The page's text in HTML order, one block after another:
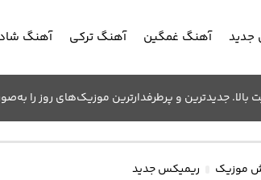
جدید آهنگ غمگین آهنگ ترکی آهنگ
جدیدترین و پرطرفدارترین موزیک‌های روز را
موزیک ریمیکس جدید